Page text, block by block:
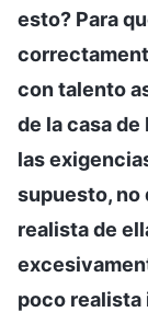
esto? Para
con talento
de la casa de
las
supuesto, no
realista de
poco realista